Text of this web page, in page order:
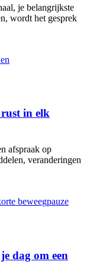
je belangrijkste
wordt het gesprek
rust in elk
afspraak op
veranderingen
dag om een